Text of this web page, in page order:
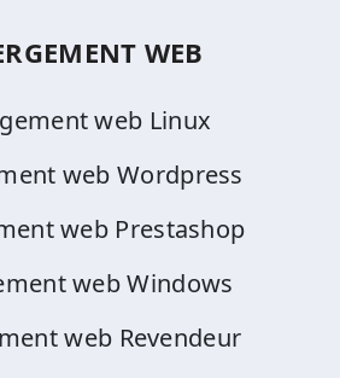
WEB
web Linux
web Wordpress
web Prestashop
web Windows
web Revendeur